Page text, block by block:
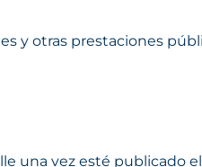
y otras prestaciones
una vez esté publicado el